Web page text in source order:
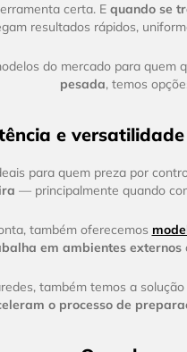
certa. E quando se
resultados rápidos,
do mercado para
pesada, temos
e
para quem preza por
— principalmente quando
também oferecemos
em ambientes externos
também temos a solução
o processo de